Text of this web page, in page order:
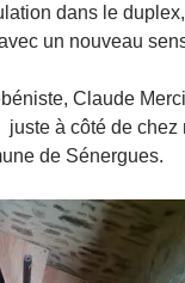
dans le
un nouveau
Claude
à côté de chez
de Sénergues.